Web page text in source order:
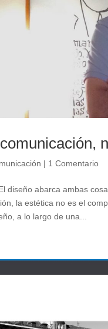
| 1 Comentario
diseño abarca ambas
la estética no es el
a lo largo de una...